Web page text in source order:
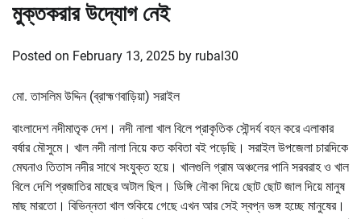
মুক্তকরার উদ্যোগ নেই
Posted on February 13, 2025 by rubal30
মো. তাসলিম উদ্দিন (ব্রাহ্মণবাড়িয়া) সরাইল
বাংলাদেশ নদীমাতৃক দেশ। নদী নালা খাল বিলে প্রাকৃতিক সৌন্দর্য বহন করে এলাকার
বর্ষার মৌসুমে। খাল নদী নালা নিয়ে কত কবিতা বই পড়েছি। সরাইল উপজেলা চারদিকে
মেঘনাও তিতাস নদীর সাথে সংযুক্ত হয়ে। খালগুলি গ্রাম অঞ্চলের পানি সরবরাহ ও খাল
বিলে দেশি প্রজাতির মাছের অটাল ছিল। ডিঙ্গি নৌকা দিয়ে ছোট ছোট জাল দিয়ে মানুষ
মাছ মারতো। বিভিন্নতা খাল শুকিয়ে গেছে এখন আর সেই স্বপ্ন ভঙ্গ হচ্ছে মানুষের।